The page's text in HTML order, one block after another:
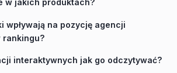
w jakich produktach?
wpływają na pozycję agencji
rankingu?
interaktywnych jak go odczytywać?